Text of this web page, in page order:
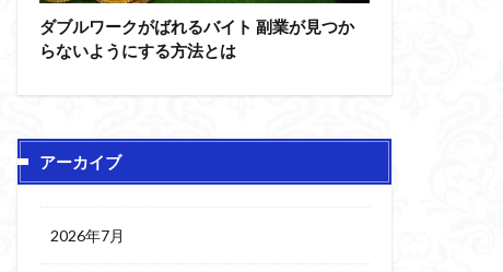
ダブルワークがばれるバイト 副業が見つか
らないようにする方法とは
アーカイブ
2026年7月